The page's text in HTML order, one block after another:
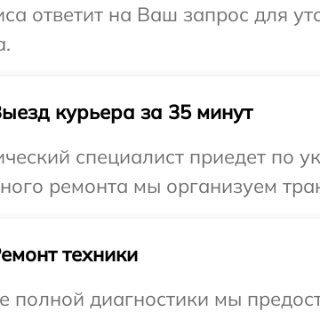
ответит на Ваш запрос для
курьера за 35 минут
специалист приедет по
ремонта мы организуем
техники
полной диагностики мы